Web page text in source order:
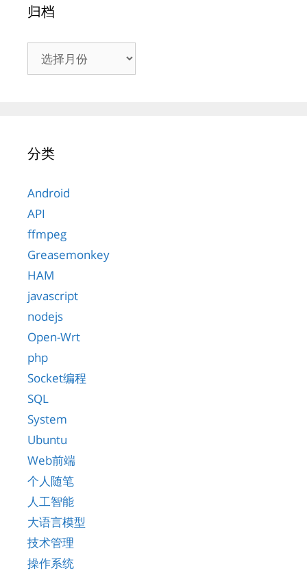
归档
分类
Android
API
ffmpeg
Greasemonkey
HAM
javascript
nodejs
Open-Wrt
php
Socket编程
SQL
System
Ubuntu
Web前端
个人随笔
人工智能
大语言模型
技术管理
操作系统